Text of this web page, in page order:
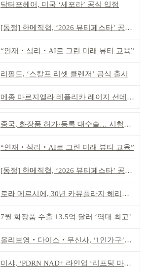
닥터포헤어, 미국 ‘세포라’ 공식 입점
[동정] 한메직협, ‘2026 뷰티페스타’ 공동 주최
“인재‧심리‧AI로 그린 미래 뷰티 교육”
리필드, ‘스칼프 리셋 클렌저’ 공식 출시
메종 마르지엘라 레플리카 레이지 선데이 모닝 디퓨저
중국, 화장품 허가·등록 대수술… 시험자료 공용 허용
“인재‧심리‧AI로 그린 미래 뷰티 교육”
[동정] 한메직협, ‘2026 뷰티페스타’ 공동 주최
로라 메르시에, 30년 카뮤플라지 헤리티지 담아
7월 화장품 수출 13.5억 달러 ‘역대 최고’
올리브영‧다이소‧무신사, ‘1인가구’가 이끈다
미샤, ‘PDRN NAD+ 라인업 ‘리프팅 마스크’ 출시